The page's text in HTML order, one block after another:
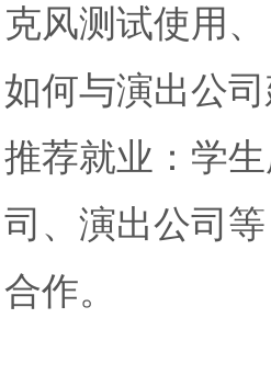
克风测试使用、
如何与演出公
推荐就业：学
司、演出公司等
合作。